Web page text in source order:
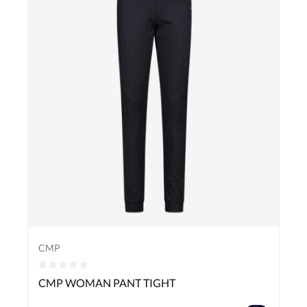
CMP
Durchschnittliche Bewertung von 0 von 5 Sternen
CMP WOMAN PANT TIGHT